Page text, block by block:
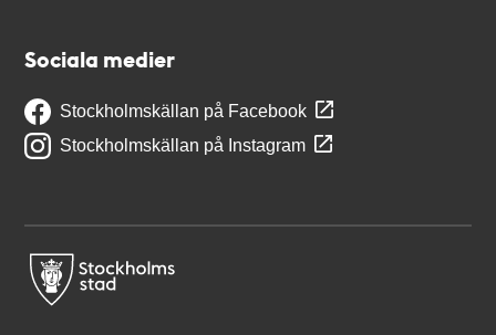
Sociala medier
Stockholmskällan på Facebook
Stockholmskällan på Instagram